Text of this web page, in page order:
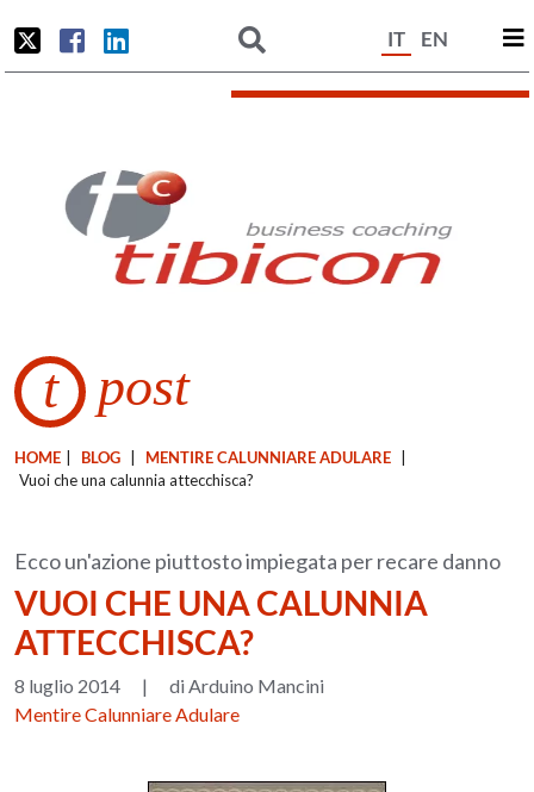
IT EN
t post
HOME BLOG MENTIRE CALUNNIARE ADULARE
Vuoi che una calunnia attecchisca?
Ecco un'azione piuttosto impiegata per recare danno
VUOI CHE UNA CALUNNIA
ATTECCHISCA?
8 luglio 2014 |
di Arduino Mancini
Mentire Calunniare Adulare